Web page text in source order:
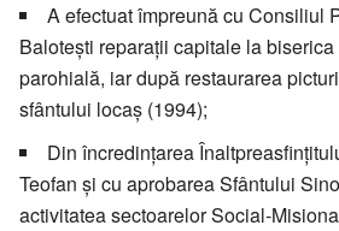
A efectuat împreună cu Consiliul
Balotești reparații capitale la
parohială, iar după restaurarea
sfântului locaș (1994);
Din încredințarea
Teofan și cu aprobarea Sfântului
activitatea sectoarelor Social-